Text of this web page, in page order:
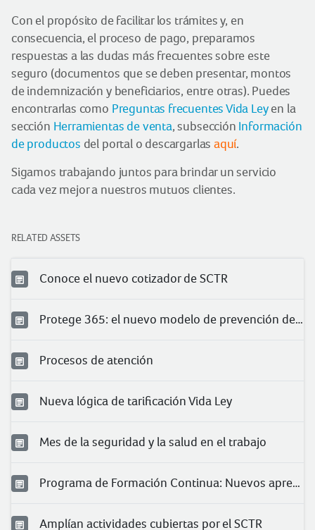
Con el propósito de facilitar los trámites y, en
consecuencia, el proceso de pago, preparamos
respuestas a las dudas más frecuentes sobre este
seguro (documentos que se deben presentar, montos
de indemnización y beneficiarios, entre otras). Puedes
encontrarlas como Preguntas frecuentes Vida Leyen la
sección Herramientas de venta, subsección Información
de productos del portal o descargarlas aquí.
Sigamos trabajando juntos para brindar un servicio
cada vez mejor a nuestros mutuos clientes.
RELATED ASSETS
Conoce el nuevo cotizador de SCTR
Protege 365: el nuevo modelo de prevención de Pacífico
Procesos de atención
Nueva lógica de tarificación Vida Ley
Mes de la seguridad y la salud en el trabajo
Programa de Formación Continua: Nuevos aprendizajes para nuestros clientes
Amplían actividades cubiertas por el SCTR